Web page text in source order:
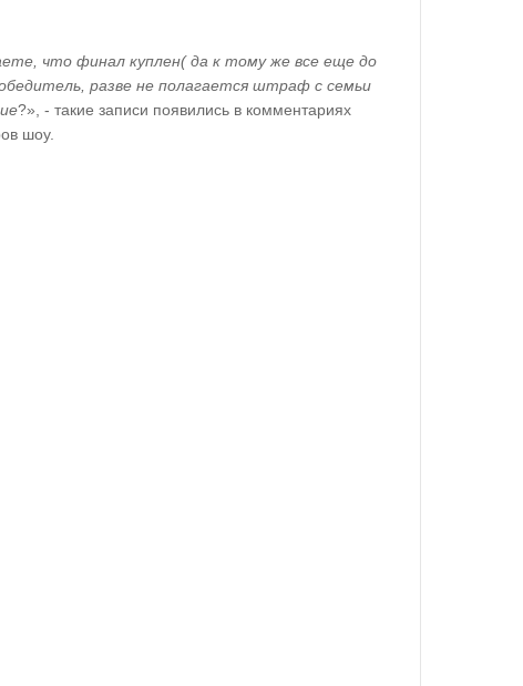
что финал куплен( да к тому же все еще до
разве не полагается штраф с семьи
?», - такие записи появились в комментариях
шоу.